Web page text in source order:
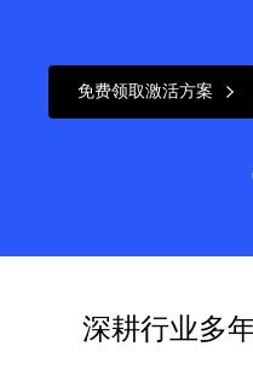
免费领取激活方案
深耕行业多